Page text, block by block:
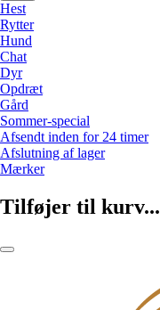
Hest
Rytter
Hund
Chat
Dyr
Opdræt
Gård
Sommer-special
Afsendt inden for 24 timer
Afslutning af lager
Mærker
Tilføjer til kurv...